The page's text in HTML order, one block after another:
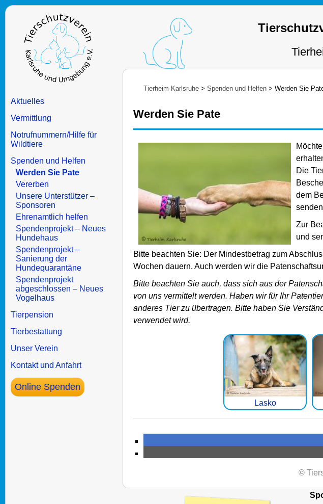
Aktuelles
Vermittlung
Notrufnummern/Hilfe für
Wildtiere
Spenden und Helfen
Werden Sie Pate
Vererben
Unsere Unterstützer –
Sponsoren
Ehrenamtlich helfen
Spendenprojekt – Neues
Hundehaus
Spendenprojekt –
Sanierung der
Hundequarantäne
Spendenprojekt
abgeschlossen – Neues
Vogelhaus
Tierpension
Tierbestattung
Unser Verein
Kontakt und Anfahrt
Online Spenden
Tierheim Karlsruhe > Spenden und Helfen > Werden Sie
Werden Sie Pate
Die
dem
Zur
und
Bitte beachten Sie: Der Mindestbetrag zum
Wochen dauern. Auch werden wir die
Bitte beachten Sie auch, dass sich aus der
von uns vermittelt werden. Haben wir für Ihr
anderes Tier zu übertragen. Bitte haben Sie
verwendet wird.
Lasko
©